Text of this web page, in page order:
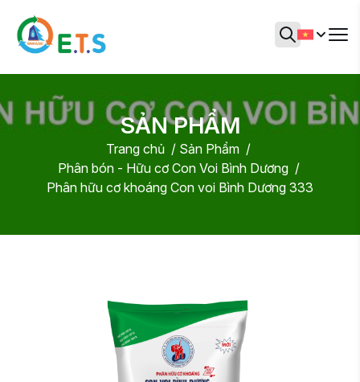
SẢN PHẨM
Trang chủ
Sản Phẩm
Phân bón - Hữu cơ Con Voi Bình Dương
Phân hữu cơ khoáng Con voi Bình Dương 333